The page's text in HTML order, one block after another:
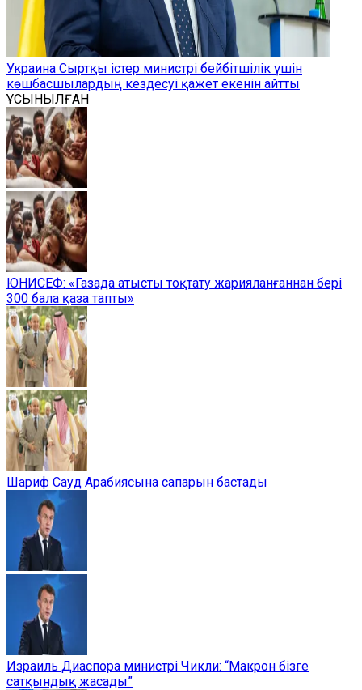
Украина Сыртқы істер министрі бейбітшілік үшін
көшбасшылардың кездесуі қажет екенін айтты
ҰСЫНЫЛҒАН
ЮНИСЕФ: «Газада атысты тоқтату жарияланғаннан бері
300 бала қаза тапты»
Шариф Сауд Арабиясына сапарын бастады
Израиль Диаспора министрі Чикли: “Макрон бізге
сатқындық жасады”